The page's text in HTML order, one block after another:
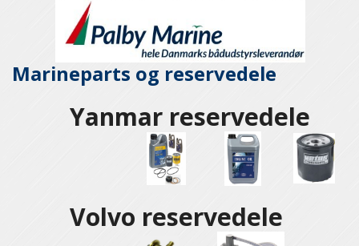
Marineparts og reservedele
Yanmar reservedele
Volvo reservedele